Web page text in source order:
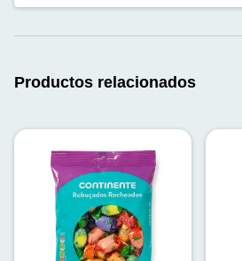
Productos relacionados